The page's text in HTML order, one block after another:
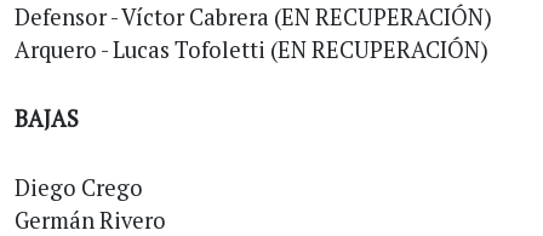
Defensor - Víctor Cabrera (EN RECUPERACIÓN)
Arquero - Lucas Tofoletti (EN RECUPERACIÓN)
BAJAS
Diego Crego
Germán Rivero